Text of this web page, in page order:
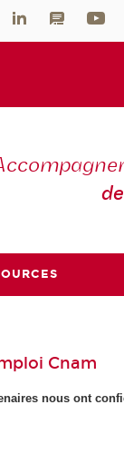
Cnam
nous ont